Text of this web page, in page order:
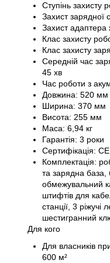
Ступінь захисту
Захист зарядної
Захист
Клас захисту
Клас захисту
Середній час
45 хв
Час роботи з
Довжина: 520 мм
Ширина: 370 мм
Висота: 255 мм
Маса: 6,94 кг
Гарантія: 3 роки
Сертифікація: CE
Комплектація:
та зарядна база,
обмежувальний
штифтів для
станції, 3 ріжучі
шестигранний
Для кого
Для власників
600 м²